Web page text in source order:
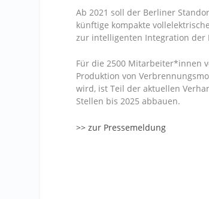
Ab 2021 soll der Berliner
künftige kompakte
zur intelligenten Integration der
Für die 2500 Mitarbeiter*innen
Produktion von
wird, ist Teil der aktuellen
Stellen bis 2025 abbauen.
>> zur Pressemeldung